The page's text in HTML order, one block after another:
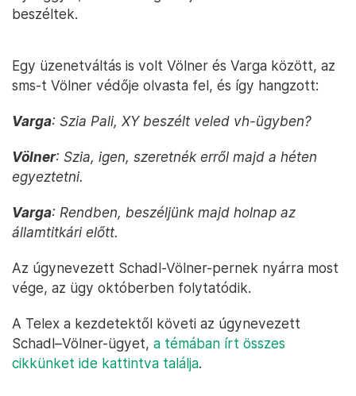
beszéltek.
Egy üzenetváltás is volt Völner és Varga között, az
sms-t Völner védője olvasta fel, és így hangzott:
Varga: Szia Pali, XY beszélt veled vh-ügyben?
Völner: Szia, igen, szeretnék erről majd a héten
egyeztetni.
Varga: Rendben, beszéljünk majd holnap az
államtitkári előtt.
Az úgynevezett Schadl-Völner-pernek nyárra most
vége, az ügy októberben folytatódik.
A Telex a kezdetektől követi az úgynevezett
Schadl–Völner-ügyet, a témában írt összes
cikkünket ide kattintva találja.